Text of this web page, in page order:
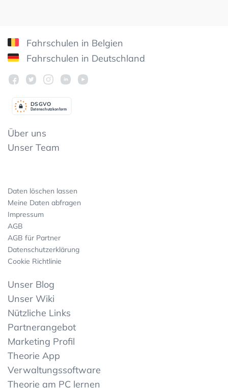
Fahrschulen in Belgien
Fahrschulen in Deutschland
Datenschutzkonform
DSGVO
Über uns
Unser Team
Daten löschen lassen
Meine Daten abfragen
Impressum
AGB
AGB für Partner
Datenschutzerklärung
Cookie Richtlinie
Unser Blog
Unser Wiki
Nützliche Links
Partnerangebot
Marketing Profil
Theorie App
Verwaltungssoftware
Theorie am PC lernen